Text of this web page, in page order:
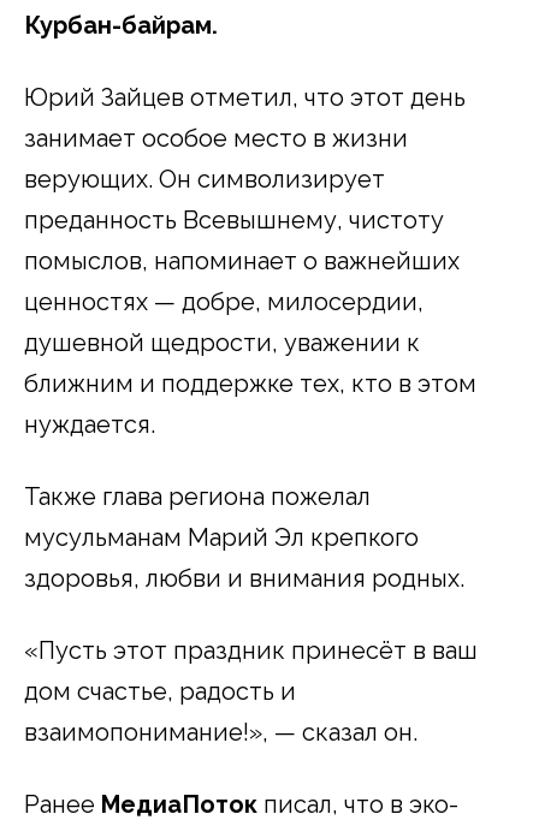
Курбан-байрам.
Юрий Зайцев отметил, что этот день
занимает особое место в жизни
верующих. Он символизирует
преданность Всевышнему, чистоту
помыслов, напоминает о важнейших
ценностях — добре, милосердии,
душевной щедрости, уважении к
ближним и поддержке тех, кто в этом
нуждается.
Также глава региона пожелал
мусульманам Марий Эл крепкого
здоровья, любви и внимания родных.
«Пусть этот праздник принесёт в ваш
дом счастье, радость и
взаимопонимание!», — сказал он.
Ранее МедиаПоток писал, что в эко-